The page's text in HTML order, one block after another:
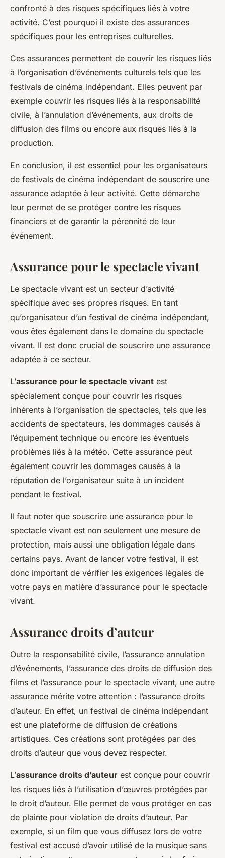
confronté à des risques spécifiques liés à votre
activité. C’est pourquoi il existe des assurances
spécifiques pour les entreprises culturelles.
Ces assurances permettent de couvrir les risques liés
à l’organisation d’événements culturels tels que les
festivals de cinéma indépendant. Elles peuvent par
exemple couvrir les risques liés à la responsabilité
civile, à l’annulation d’événements, aux droits de
diffusion des films ou encore aux risques liés à la
production.
En conclusion, il est essentiel pour les organisateurs
de festivals de cinéma indépendant de souscrire une
assurance adaptée à leur activité. Cette démarche
leur permet de se protéger contre les risques
financiers et de garantir la pérennité de leur
événement.
Assurance pour le spectacle vivant
Le spectacle vivant est un secteur d’activité
spécifique avec ses propres risques. En tant
qu’organisateur d’un festival de cinéma indépendant,
vous êtes également dans le domaine du spectacle
vivant. Il est donc crucial de souscrire une assurance
adaptée à ce secteur.
L’assurance pour le spectacle vivant est
spécialement conçue pour couvrir les risques
inhérents à l’organisation de spectacles, tels que les
accidents de spectateurs, les dommages causés à
l’équipement technique ou encore les éventuels
problèmes liés à la météo. Cette assurance peut
également couvrir les dommages causés à la
réputation de l’organisateur suite à un incident
pendant le festival.
Il faut noter que souscrire une assurance pour le
spectacle vivant est non seulement une mesure de
protection, mais aussi une obligation légale dans
certains pays. Avant de lancer votre festival, il est
donc important de vérifier les exigences légales de
votre pays en matière d’assurance pour le spectacle
vivant.
Assurance droits d’auteur
Outre la responsabilité civile, l’assurance annulation
d’événements, l’assurance des droits de diffusion des
films et l’assurance pour le spectacle vivant, une autre
assurance mérite votre attention : l’assurance droits
d’auteur. En effet, un festival de cinéma indépendant
est une plateforme de diffusion de créations
artistiques. Ces créations sont protégées par des
droits d’auteur que vous devez respecter.
L’assurance droits d’auteur est conçue pour couvrir
les risques liés à l’utilisation d’œuvres protégées par
le droit d’auteur. Elle permet de vous protéger en cas
de plainte pour violation de droits d’auteur. Par
exemple, si un film que vous diffusez lors de votre
festival est accusé d’avoir utilisé de la musique sans